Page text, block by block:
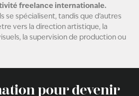
freelance internationale.
se spécialisent, tandis que d’autres
vers la direction artistique, la
la supervision de production ou
pour devenir